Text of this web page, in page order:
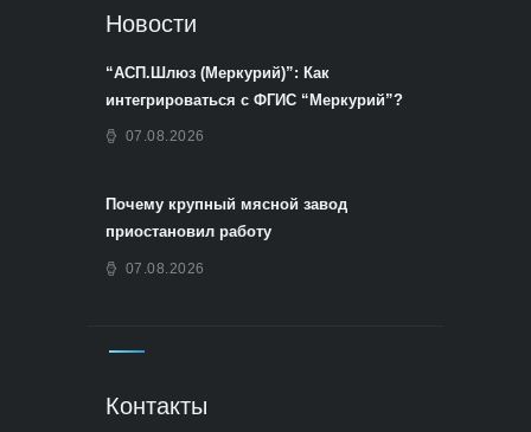
Новости
“АСП.Шлюз (Меркурий)”: Как
интегрироваться с ФГИС “Меркурий”?
07.08.2026
Почему крупный мясной завод
приостановил работу
07.08.2026
Контакты